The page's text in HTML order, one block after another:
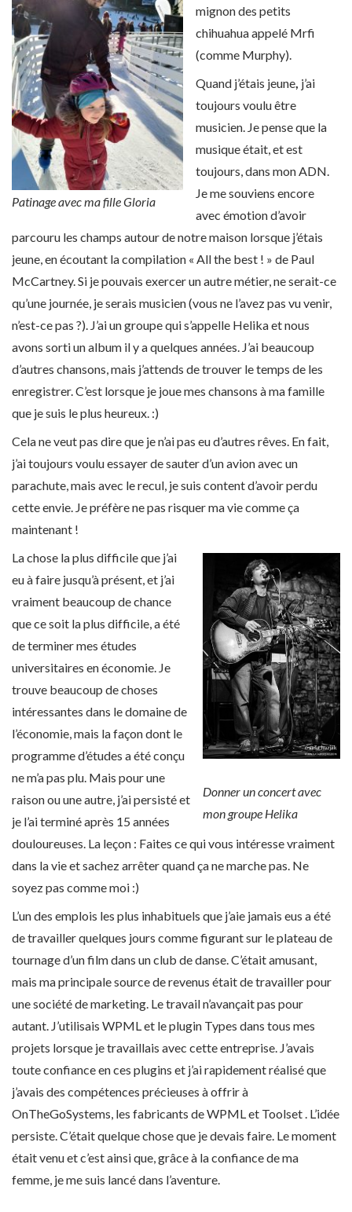
Patinage avec ma fille Gloria
mignon des petits
chihuahua appelé Mrfi
(comme Murphy).
Quand j’étais jeune, j’ai
toujours voulu être
musicien. Je pense que la
musique était, et est
toujours, dans mon ADN.
Je me souviens encore
avec émotion d’avoir
parcouru les champs autour de notre maison lorsque j’étais
jeune, en écoutant la compilation « All the best ! » de Paul
McCartney. Si je pouvais exercer un autre métier, ne serait-ce
qu’une journée, je serais musicien (vous ne l’avez pas vu venir,
n’est-ce pas ?). J’ai un groupe qui s’appelle Helika et nous
avons sorti un album il y a quelques années. J’ai beaucoup
d’autres chansons, mais j’attends de trouver le temps de les
enregistrer. C’est lorsque je joue mes chansons à ma famille
que je suis le plus heureux. :)
Cela ne veut pas dire que je n’ai pas eu d’autres rêves. En fait,
j’ai toujours voulu essayer de sauter d’un avion avec un
parachute, mais avec le recul, je suis content d’avoir perdu
cette envie. Je préfère ne pas risquer ma vie comme ça
maintenant !
Donner un concert avec
mon groupe Helika
La chose la plus difficile que j’ai
eu à faire jusqu’à présent, et j’ai
vraiment beaucoup de chance
que ce soit la plus difficile, a été
de terminer mes études
universitaires en économie. Je
trouve beaucoup de choses
intéressantes dans le domaine de
l’économie, mais la façon dont le
programme d’études a été conçu
ne m’a pas plu. Mais pour une
raison ou une autre, j’ai persisté et
je l’ai terminé après 15 années
douloureuses. La leçon : Faites ce qui vous intéresse vraiment
dans la vie et sachez arrêter quand ça ne marche pas. Ne
soyez pas comme moi :)
L’un des emplois les plus inhabituels que j’aie jamais eus a été
de travailler quelques jours comme figurant sur le plateau de
tournage d’un film dans un club de danse. C’était amusant,
mais ma principale source de revenus était de travailler pour
une société de marketing. Le travail n’avançait pas pour
autant. J’utilisais WPML et le plugin Types dans tous mes
projets lorsque je travaillais avec cette entreprise. J’avais
toute confiance en ces plugins et j’ai rapidement réalisé que
j’avais des compétences précieuses à offrir à
OnTheGoSystems, les fabricants de WPML et Toolset . L’idée
persiste. C’était quelque chose que je devais faire. Le moment
était venu et c’est ainsi que, grâce à la confiance de ma
femme, je me suis lancé dans l’aventure.